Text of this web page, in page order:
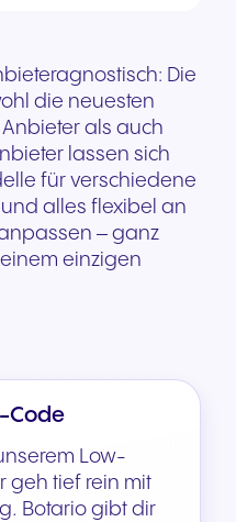
Die
die neuesten
als auch
lassen sich
für verschiedene
alles flexibel an
– ganz
einzigen
Code
Low-
geh tief rein mit
Botario gibt dir